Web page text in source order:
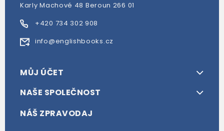
Karly Machové 48 Beroun 266 01
+420 734 302 908
info@englishbooks.cz
MŮJ ÚČET
NAŠE SPOLEČNOST
NÁŠ ZPRAVODAJ